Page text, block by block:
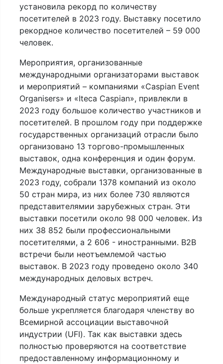
установила рекорд по количеству
посетителей в 2023 году. Выставку посетило
рекордное количество посетителей – 59 000
человек.
Мероприятия, организованные
международными организаторами выставок
и мероприятий – компаниями «Caspian Event
Organisers» и «Iteca Caspian», привлекли в
2023 году большое количество участников и
посетителей. В прошлом году при поддержке
государственных организаций отрасли было
организовано 13 торгово-промышленных
выставок, одна конференция и один форум.
Международные выставки, организованные в
2023 году, собрали 1378 компаний из около
50 стран мира, из них более 730 являются
представителямии зарубежных стран. Эти
выставки посетили около 98 000 человек. Из
них 38 852 были профессиональными
посетителями, а 2 606 - иностранными. B2B
встречи были неотъемлемой частью
выставок. В 2023 году проведено около 340
международных деловых встреч.
Международный статус мероприятий еще
больше укрепляется благодаря членству во
Всемирной ассоциации выставочной
индустрии (UFI). Так как выставки здесь
полностью проверяются на соответствие
предоставленному информационному и